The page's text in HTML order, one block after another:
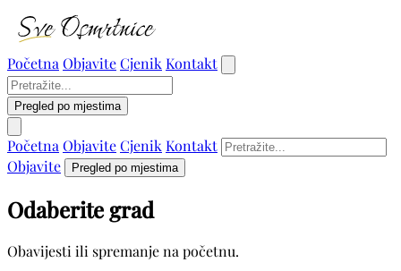
Početna ObjaviteCjenik Kontakt
Pregled po mjestima
Početna ObjaviteCjenik Kontakt
Objavite
Pregled po mjestima
Odaberite grad
Obavijesti ili spremanje na početnu.